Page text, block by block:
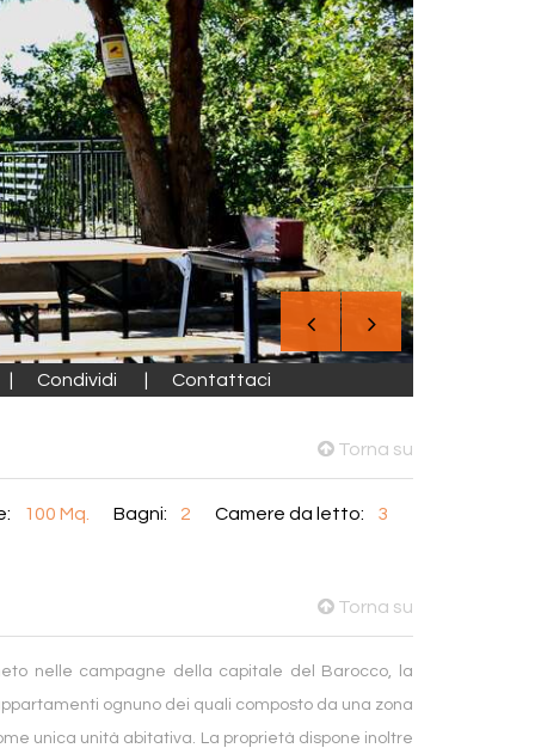
Condividi Contattaci
Torna su
100 Mq. Bagni: 2 Camere da letto:
3
Torna su
nelle campagne della capitale del Barocco, la
ognuno dei quali composto da una zona
unica unità abitativa. La proprietà dispone inoltre